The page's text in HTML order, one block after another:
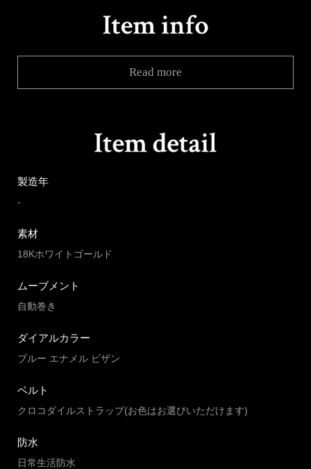
Read more
製造年
-
素材
18Kホワイトゴールド
ムーブメント
自動巻き
ダイアルカラー
ブルー エナメル ビザン
ベルト
クロコダイルストラップ(お色はお選びいただけます)
防水
日常生活防水